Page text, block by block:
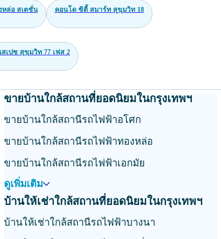
ล่อ สเตชั่น คอนโด ซิตี้ สมาร์ท สุขุมวิท 18
เปซ สุขุมวิท 77 เฟส 2
ขายบ้านใกล้สถานที่ยอดนิยมในกรุงเทพฯ
ขายบ้านใกล้สถานีรถไฟฟ้าอโศก
ขายบ้านใกล้สถานีรถไฟฟ้าทองหล่อ
ขายบ้านใกล้สถานีรถไฟฟ้าเอกมัย
ดูเพิ่มเติม
บ้านให้เช่าใกล้สถานที่ยอดนิยมในกรุงเทพฯ
บ้านให้เช่าใกล้สถานีรถไฟฟ้าบางนา